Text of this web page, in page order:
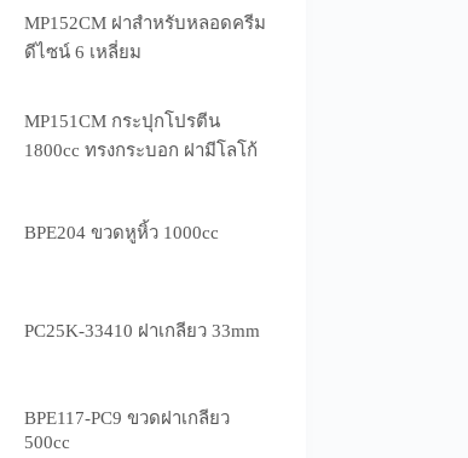
MP152CM ฝาสำหรับหลอดครีม
ดีไซน์ 6 เหลี่ยม
MP151CM กระปุกโปรตีน
1800cc ทรงกระบอก ฝามีโลโก้
BPE204 ขวดหูหิ้ว 1000cc
PC25K-33410 ฝาเกลียว 33mm
BPE117-PC9 ขวดฝาเกลียว
500cc